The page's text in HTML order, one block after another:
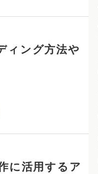
ィング方法や
に活用するア